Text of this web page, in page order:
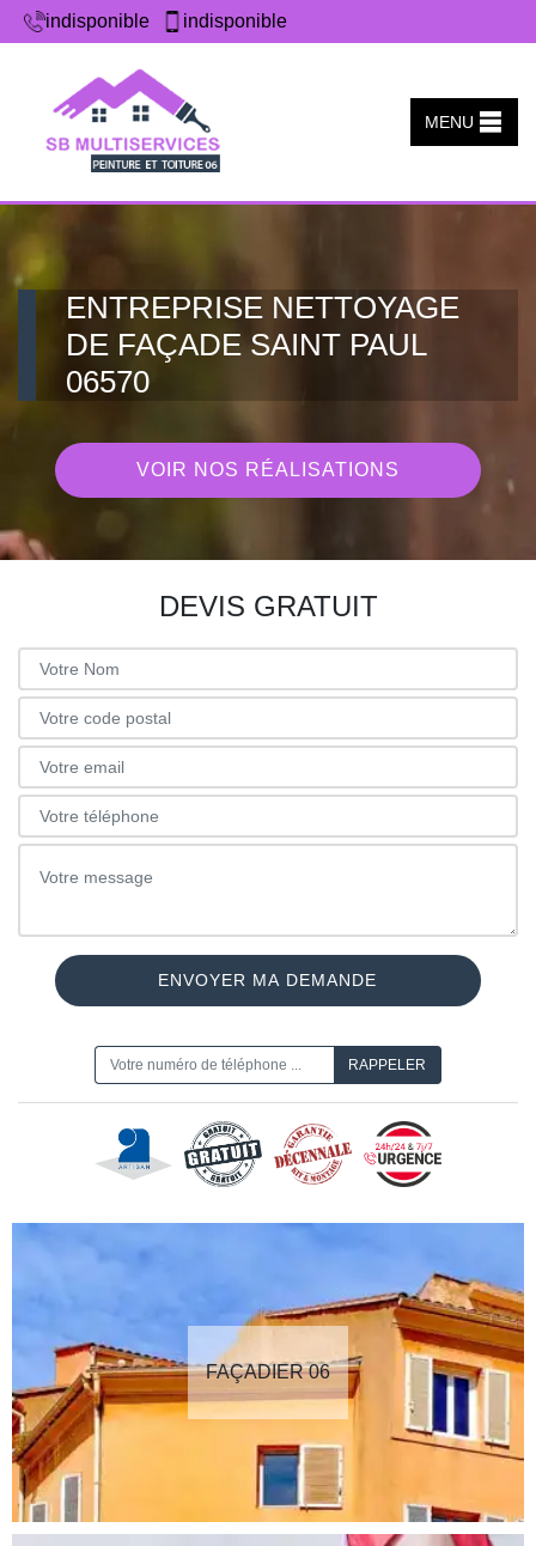
indisponible indisponible
MENU
ENTREPRISE NETTOYAGE
DE FAÇADE SAINT PAUL
06570
VOIR NOS RÉALISATIONS
DEVIS GRATUIT
FAÇADIER 06